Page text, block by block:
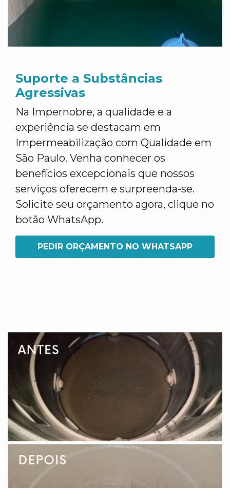
Suporte a Substâncias
Agressivas
Na Impernobre, a qualidade e a
experiência se destacam em
Impermeabilização com Qualidade em
São Paulo. Venha conhecer os
benefícios excepcionais que nossos
serviços oferecem e surpreenda-se.
Solicite seu orçamento agora, clique no
botão WhatsApp.
PEDIR ORÇAMENTO NO WHATSAPP